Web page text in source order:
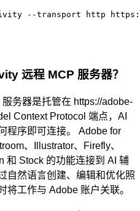
--transport http
远程 MCP 服务器？
务器是托管在 https://adobe-
Context Protocol 端点，AI
程序即可连接。 Adobe for
、Illustrator、Firefly、
和 Stock 的功能连接到 AI 辅
自然语言创建、编辑和优化照
将工作与 Adobe 账户关联。